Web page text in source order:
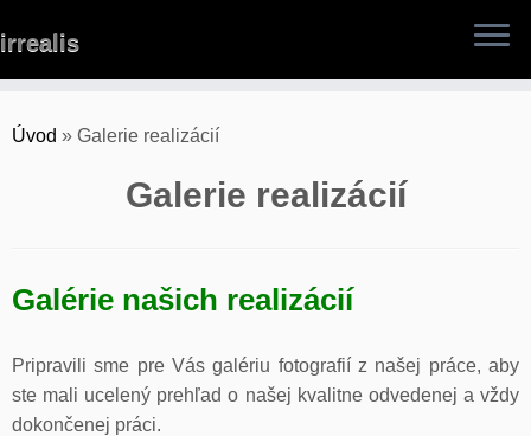
to
irrealis
Úvod » Galerie realizácií
Galerie realizácií
Galérie našich realizácií
Pripravili sme pre Vás galériu fotografií z našej práce, aby
ste mali ucelený prehľad o našej kvalitne odvedenej a vždy
dokončenej práci.